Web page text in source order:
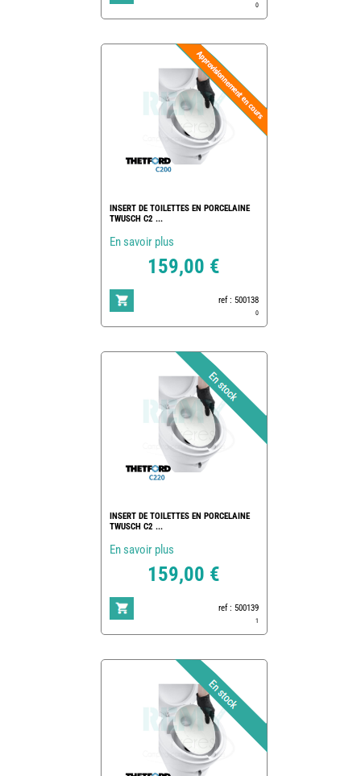
0
INSERT DE TOILETTES EN PORCELAINE
TWUSCH C2 ...
En savoir plus
159,00 €
ref : 500138
0
INSERT DE TOILETTES EN PORCELAINE
TWUSCH C2 ...
En savoir plus
159,00 €
ref : 500139
1